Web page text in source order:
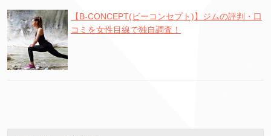
【B-CONCEPT(ビーコンセプト)】ジムの評判・口
コミを女性目線で独自調査！